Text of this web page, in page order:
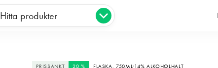
Hitta produkter
PRISSÄNKT 20 % FLASKA,750ML 14% ALKOHOLHALT